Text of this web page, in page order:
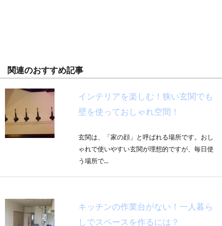
関連のおすすめ記事
インテリアを楽しむ！狭い玄関でも
壁を使っておしゃれ空間！
玄関は、「家の顔」と呼ばれる場所です。おし
ゃれで使いやすい玄関が理想的ですが、毎日使
う場所で...
キッチンの作業台がない！一人暮ら
しでスペースを作るには？